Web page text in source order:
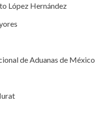
López Hernández
de Aduanas de México